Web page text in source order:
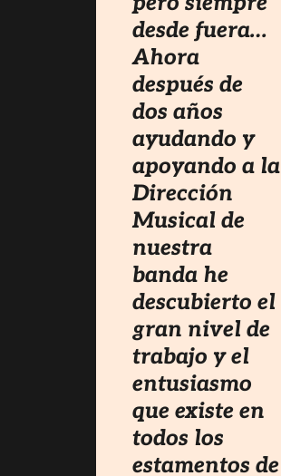
desde fuera…
Ahora
después de
dos años
ayudando y
apoyando a la
Dirección
Musical de
nuestra
banda he
descubierto el
gran nivel de
trabajo y el
entusiasmo
que existe en
todos los
estamentos de